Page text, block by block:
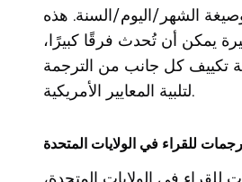
الشهر/اليوم/السنة. هذه
يمكن أن تُحدث فرقًا كبيرًا،
تكييف كل جانب من الترجمة
لتلبية المعايير الأمريكية.
للقراء في الولايات المتحدة
للقراء في الولايات المتحدة،